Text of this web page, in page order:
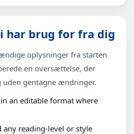
har brug for fra dig
oplysninger fra starten
en oversættelse, der
uden gentagne ændringer.
an editable format where
any reading-level or style